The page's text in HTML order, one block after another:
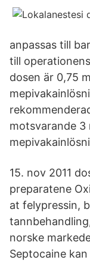
anpassas till
till
dosen är 0,75
motsvarande 3
15. nov 2011
preparatene
at felypressin,
norske
Septocaine